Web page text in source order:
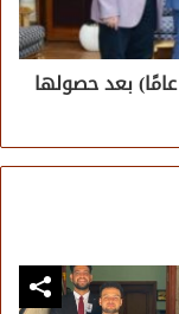
محافظ الدقهلية يُكرّم السيدة آمال (83 عامًا) بعد حصولها